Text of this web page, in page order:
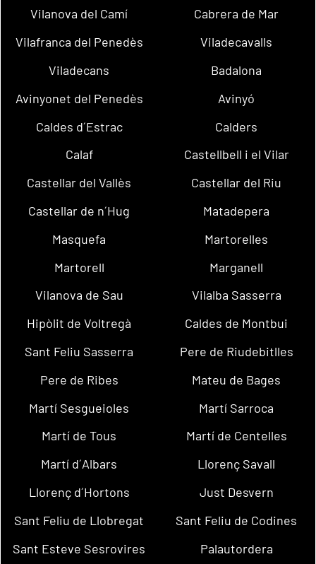
Vilanova del Camí
Cabrera de Mar
Vilafranca del Penedès
Viladecavalls
Viladecans
Badalona
Avinyonet del Penedès
Avinyó
Caldes d´Estrac
Calders
Calaf
Castellbell i el Vilar
Castellar del Vallès
Castellar del Riu
Castellar de n´Hug
Matadepera
Masquefa
Martorelles
Martorell
Marganell
Vilanova de Sau
Vilalba Sasserra
Hipòlit de Voltregà
Caldes de Montbui
Sant Feliu Sasserra
Pere de Riudebitlles
Pere de Ribes
Mateu de Bages
Martí Sesgueioles
Martí Sarroca
Martí de Tous
Martí de Centelles
Martí d´Albars
Llorenç Savall
Llorenç d´Hortons
Just Desvern
Sant Feliu de Llobregat
Sant Feliu de Codines
Sant Esteve Sesrovires
Palautordera